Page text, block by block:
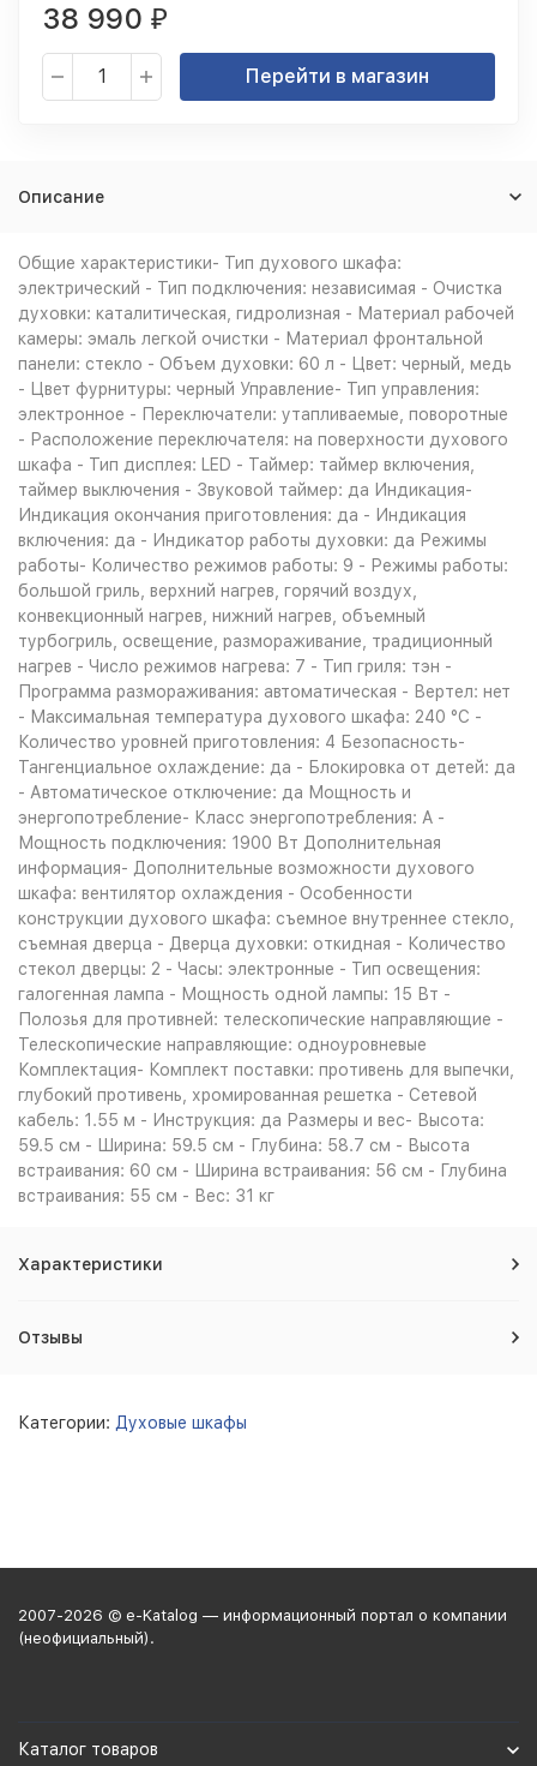
38 990 ₽
Перейти в магазин
Описание
Общие характеристики- Тип духового шкафа:
электрический - Тип подключения: независимая - Очистка
духовки: каталитическая, гидролизная - Материал рабочей
камеры: эмаль легкой очистки - Материал фронтальной
панели: стекло - Объем духовки: 60 л - Цвет: черный, медь
- Цвет фурнитуры: черный Управление- Тип управления:
электронное - Переключатели: утапливаемые, поворотные
- Расположение переключателя: на поверхности духового
шкафа - Тип дисплея: LED - Таймер: таймер включения,
таймер выключения - Звуковой таймер: да Индикация-
Индикация окончания приготовления: да - Индикация
включения: да - Индикатор работы духовки: да Режимы
работы- Количество режимов работы: 9 - Режимы работы:
большой гриль, верхний нагрев, горячий воздух,
конвекционный нагрев, нижний нагрев, объемный
турбогриль, освещение, размораживание, традиционный
нагрев - Число режимов нагрева: 7 - Тип гриля: тэн -
Программа размораживания: автоматическая - Вертел: нет
- Максимальная температура духового шкафа: 240 °С -
Количество уровней приготовления: 4 Безопасность-
Тангенциальное охлаждение: да - Блокировка от детей: да
- Автоматическое отключение: да Мощность и
энергопотребление- Класс энергопотребления: A -
Мощность подключения: 1900 Вт Дополнительная
информация- Дополнительные возможности духового
шкафа: вентилятор охлаждения - Особенности
конструкции духового шкафа: съемное внутреннее стекло,
съемная дверца - Дверца духовки: откидная - Количество
стекол дверцы: 2 - Часы: электронные - Тип освещения:
галогенная лампа - Мощность одной лампы: 15 Вт -
Полозья для противней: телескопические направляющие -
Телескопические направляющие: одноуровневые
Комплектация- Комплект поставки: противень для выпечки,
глубокий противень, хромированная решетка - Сетевой
кабель: 1.55 м - Инструкция: да Размеры и вес- Высота:
59.5 см - Ширина: 59.5 см - Глубина: 58.7 см - Высота
встраивания: 60 см - Ширина встраивания: 56 см - Глубина
встраивания: 55 см - Вес: 31 кг
Характеристики
Отзывы
Категории: Духовые шкафы
2007-2026 © e-Katalog — информационный портал о компании
(неофициальный).
Каталог товаров